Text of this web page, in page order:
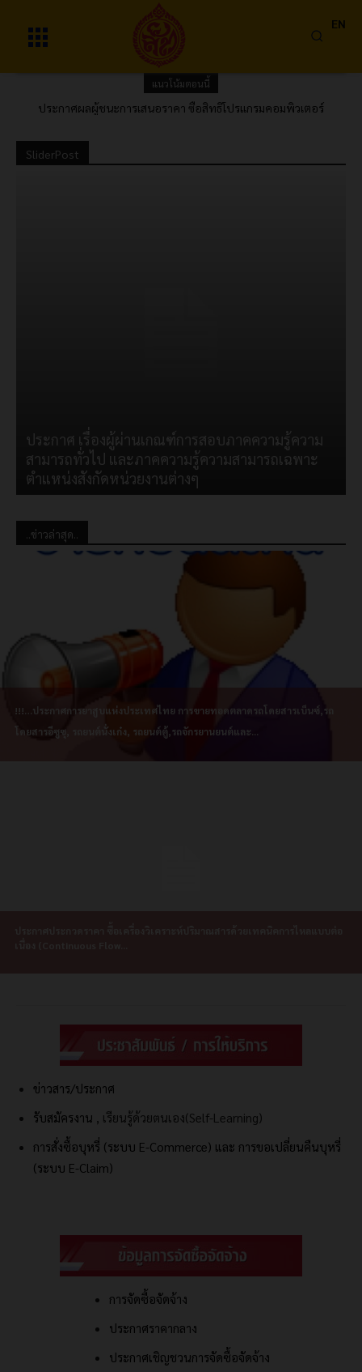
EN
แนวโน้มตอนนี้
ประกาศผลผู้ชนะการเสนอราคา ซื้อสิทธิโปรแกรมคอมพิวเตอร์
SliderPost
ประกาศ เรื่องผู้ผ่านเกณฑ์การสอบภาคความรู้ความ
สามารถทั่วไป และภาคความรู้ความสามารถเฉพาะ
ตำแหน่งสังกัดหน่วยงานต่างๆ
..ข่าวล่าสุด..
!!!…ประกาศการยาสูบแห่งประเทศไทย การขายทอดตลาดรถโดยสารเบ็นซ์,รถ
โดยสารอีซูซุ, รถยนต์นั่งเก๋ง, รถยนต์ตู้,รถจักรยานยนต์และ...
ข่าวสาร/ประกาศ
รับสมัครงาน , เรียนรู้ด้วยตนเอง(Self-Learning)
การสั่งซื้อบุหรี่ (ระบบ E-Commerce) และ การขอเปลี่ยนคืนบุหรี่
(ระบบ E-Claim)
การจัดซื้อจัดจ้าง
ประกาศราคากลาง
ประกาศเชิญชวนการจัดซื้อจัดจ้าง